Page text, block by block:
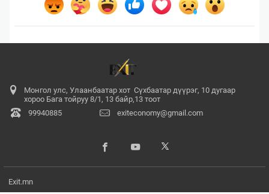
Монгол улс, Улаанбаатар хот Сүхбаатар дүүрэг, 10 дугаар
хороо Бага тойруу 8/1, 13 байр,13 тоот
99940885
exiteconomy@gmail.com
Exit.mn